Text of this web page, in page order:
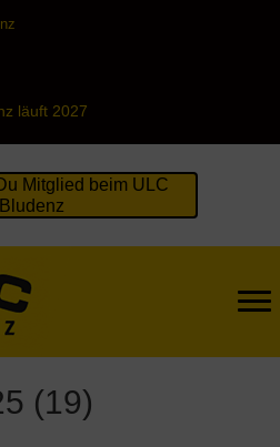
läuft 2027
Mitglied beim ULC
Bludenz
(19)